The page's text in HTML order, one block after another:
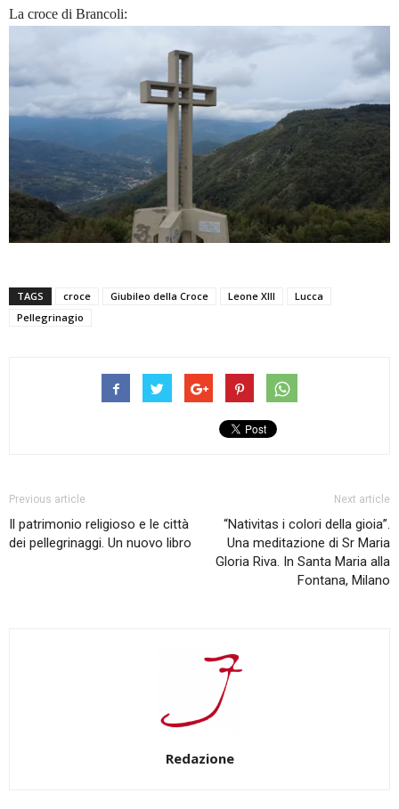
La croce di Brancoli:
TAGS croce Giubileo della Croce Leone XIII
Lucca
Pellegrinagio
Previous article
Il patrimonio religioso e le città
dei pellegrinaggi. Un nuovo libro
Next article
“Nativitas i colori della gioia”.
Una meditazione di Sr Maria
Gloria Riva. In Santa Maria alla
Fontana, Milano
Redazione